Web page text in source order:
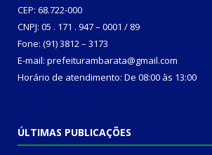
CEP: 68.722-000
CNPJ: 05 . 171 . 947 – 0001 / 89
Fone: (91) 3812 – 3173
E-mail: prefeiturambarata@gmail.com
Horário de atendimento: De 08:00 às 13:00
ÚLTIMAS PUBLICAÇÕES